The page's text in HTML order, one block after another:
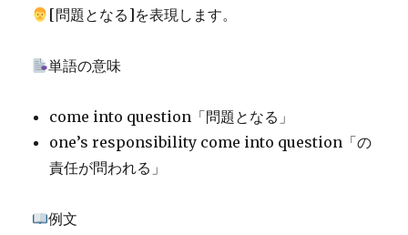
[問題となる]を表現します。
単語の意味
come into question「問題となる」
one’s responsibility come into question「の
責任が問われる」
例文